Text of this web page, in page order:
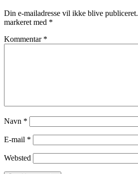
Din e-mailadresse vil ikke blive publiceret.
markeret med *
Kommentar *
Navn *
E-mail *
Websted